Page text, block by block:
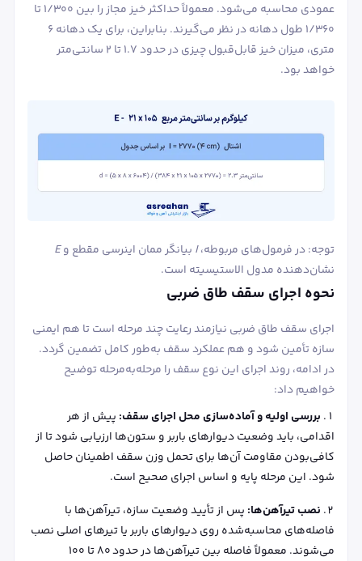
عمودی محاسبه می‌شود. معمولاً حداکثر خیز مجاز را بین ۱/۳۰۰ تا
۱/۳۶۰ طول دهانه در نظر می‌گیرند. بنابراین، برای یک دهانه ۶
متری، میزان خیز قابل‌قبول چیزی در حدود ۱.۷ تا ۲ سانتی‌متر
خواهد بود.
توجه: در فرمول‌های مربوطه،I بیانگر ممان اینرسی مقطع وE
نشان‌دهنده مدول الاستیسیته است.
نحوه اجرای سقف طاق ضربی
اجرای سقف طاق ضربی نیازمند رعایت چند مرحله است تا هم ایمنی
سازه تأمین شود و هم عملکرد سقف به‌طور کامل تضمین گردد.
در ادامه، روند اجرای این نوع سقف را مرحله‌به‌مرحله توضیح
خواهیم داد:
بررسی اولیه و آماده‌سازی محل اجرای سقف: پیش از هر
اقدامی، باید وضعیت دیوارهای باربر و ستون‌ها ارزیابی شود تا از
کافی‌بودن مقاومت آن‌ها برای تحمل وزن سقف اطمینان حاصل
شود. این مرحله پایه و اساس اجرای صحیح است.
نصب تیرآهن‌ها: پس از تأیید وضعیت سازه، تیرآهن‌ها با
فاصله‌های محاسبه‌شده روی دیوارهای باربر یا تیرهای اصلی نصب
می‌شوند. معمولاً فاصله بین تیرآهن‌ها در حدود ۸۰ تا ۱۰۰